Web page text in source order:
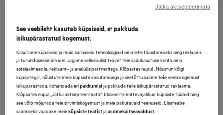
Tootekirjeldus
Eelised
Kiire & Võimas. Saavutage kiirem ja tõhusam kuumenemine.
PowerBoost funktsiooniga saavutatakse valitud temperatuur kiiremalt
Saadaval alates:
See veebileht kasutab küpsiseid, et pakkuda
isikupärastatud kogemust.
Kasutame küpsiseid ja muid sarnaseid tehnoloogiaid oma lehe täiustamiseks ning reklaami-
ja turunduseesmärkidel. Jagame sellesisulist teavet teie saidikasutuse kohta oma
sotsiaalmeedia, reklaami- ja analüüsipartneritega. Klõpsates nupul „Nõustun kõigi
küpsistega“, nõustute meie küpsiste kasutamisega ja seetõttu saameteieveebikogemust
isikupärastada, kohandadaeripakkumisija pakkuda teile isikupärastatud reklaame.
Klõpsates nupul „Jätka aktsepteerimata“, blokeerite mittevajalikud küpsiste tüübid ning
see võib mõjutada teie sirvimiskogemust ja meie pakutavaid teenuseid. Lisateabe
saamiseks vaadake meieküpsiste teatistjaandmekaitseavaldust.
Jätka aktsepteerimata